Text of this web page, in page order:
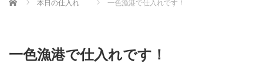
本日の仕入れ 一色漁港で仕入れです！
一色漁港で仕入れです！